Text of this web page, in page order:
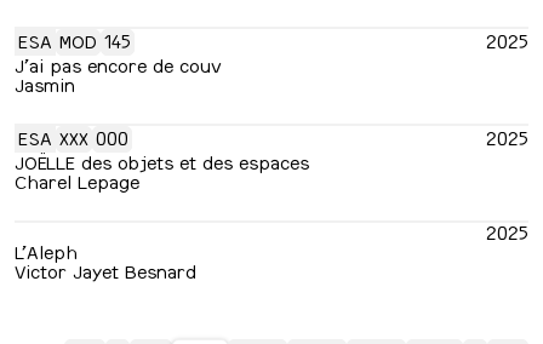
ESA MOD 145
2025
J’ai pas encore de couv
Jasmin
ESA XXX 000
2025
JOËLLE des objets et des espaces
Charel Lepage
2025
L’Aleph
Victor Jayet Besnard